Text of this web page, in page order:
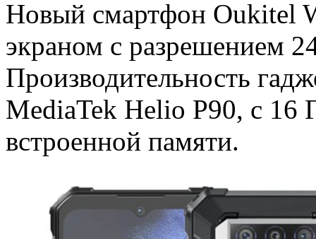
Новый смартфон Oukitel
экраном с разрешением
Производительность
MediaTek Helio P90, с 16
встроенной памяти.